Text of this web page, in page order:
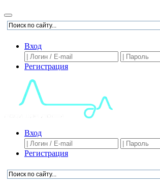
Вход
Регистрация
Вход
Регистрация